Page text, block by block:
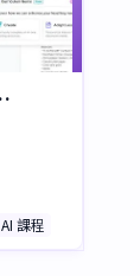
AI 課程